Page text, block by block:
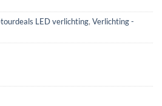
LED verlichting, Verlichting -